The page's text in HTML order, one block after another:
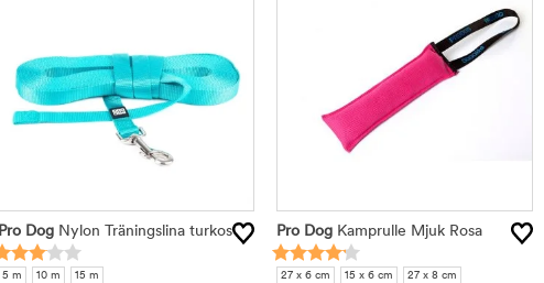
Pro DogNylon Träningslina turkos
5 m 10 m 15 m
Pro DogKamprulle Mjuk Rosa
27 x 6 cm 15 x 6 cm 27 x 8 cm